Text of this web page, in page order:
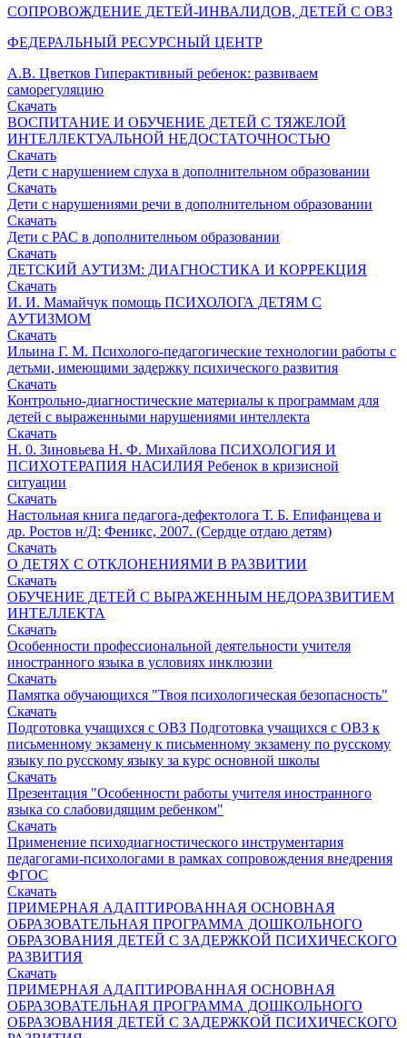
СОПРОВОЖДЕНИЕ ДЕТЕЙ-ИНВАЛИДОВ, ДЕТЕЙ С ОВЗ
ФЕДЕРАЛЬНЫЙ РЕСУРСНЫЙ ЦЕНТР
А.В. Цветков Гиперактивный ребенок: развиваем
саморегуляцию
Скачать
ВОСПИТАНИЕ И ОБУЧЕНИЕ ДЕТЕЙ С ТЯЖЕЛОЙ
ИНТЕЛЛЕКТУАЛЬНОЙ НЕДОСТАТОЧНОСТЬЮ
Скачать
Дети с нарушением слуха в дополнительном образовании
Скачать
Дети с нарушениями речи в дополнительном образовании
Скачать
Дети с РАС в дополнителньом образовании
Скачать
ДЕТСКИЙ АУТИЗМ: ДИАГНОСТИКА И КОРРЕКЦИЯ
Скачать
И. И. Мамайчук помощь ПСИХОЛОГА ДЕТЯМ С
АУТИЗМОМ
Скачать
Ильина Г. М. Психолого-педагогические технологии работы с
детьми, имеющими задержку психического развития
Скачать
Контрольно-диагностические материалы к программам для
детей с выраженными нарушениями интеллекта
Скачать
Н. 0. Зиновьева Н. Ф. Михайлова ПСИХОЛОГИЯ И
ПСИХОТЕРАПИЯ НАСИЛИЯ Ребенок в кризисной
ситуации
Скачать
Настольная книга педагога-дефектолога Т. Б. Епифанцева и
др. Ростов н/Д: Феникс, 2007. (Сердце отдаю детям)
Скачать
О ДЕТЯХ С ОТКЛОНЕНИЯМИ В РАЗВИТИИ
Скачать
ОБУЧЕНИЕ ДЕТЕЙ С ВЫРАЖЕННЫМ НЕДОРАЗВИТИЕМ
ИНТЕЛЛЕКТА
Скачать
Особенности профессиональной деятельности учителя
иностранного языка в условиях инклюзии
Скачать
Памятка обучающихся "Твоя психологическая безопасность"
Скачать
Подготовка учащихся с ОВЗ Подготовка учащихся с ОВЗ к
письменному экзамену к письменному экзамену по русскому
языку по русскому языку за курс основной школы
Скачать
Презентация "Особенности работы учителя иностранного
языка со слабовидящим ребенком"
Скачать
Применение психодиагностического инструментария
педагогами-психологами в рамках сопровождения внедрения
ФГОС
Скачать
ПРИМЕРНАЯ АДАПТИРОВАННАЯ ОСНОВНАЯ
ОБРАЗОВАТЕЛЬНАЯ ПРОГРАММА ДОШКОЛЬНОГО
ОБРАЗОВАНИЯ ДЕТЕЙ С ЗАДЕРЖКОЙ ПСИХИЧЕСКОГО
РАЗВИТИЯ
Скачать
ПРИМЕРНАЯ АДАПТИРОВАННАЯ ОСНОВНАЯ
ОБРАЗОВАТЕЛЬНАЯ ПРОГРАММА ДОШКОЛЬНОГО
ОБРАЗОВАНИЯ ДЕТЕЙ С ЗАДЕРЖКОЙ ПСИХИЧЕСКОГО